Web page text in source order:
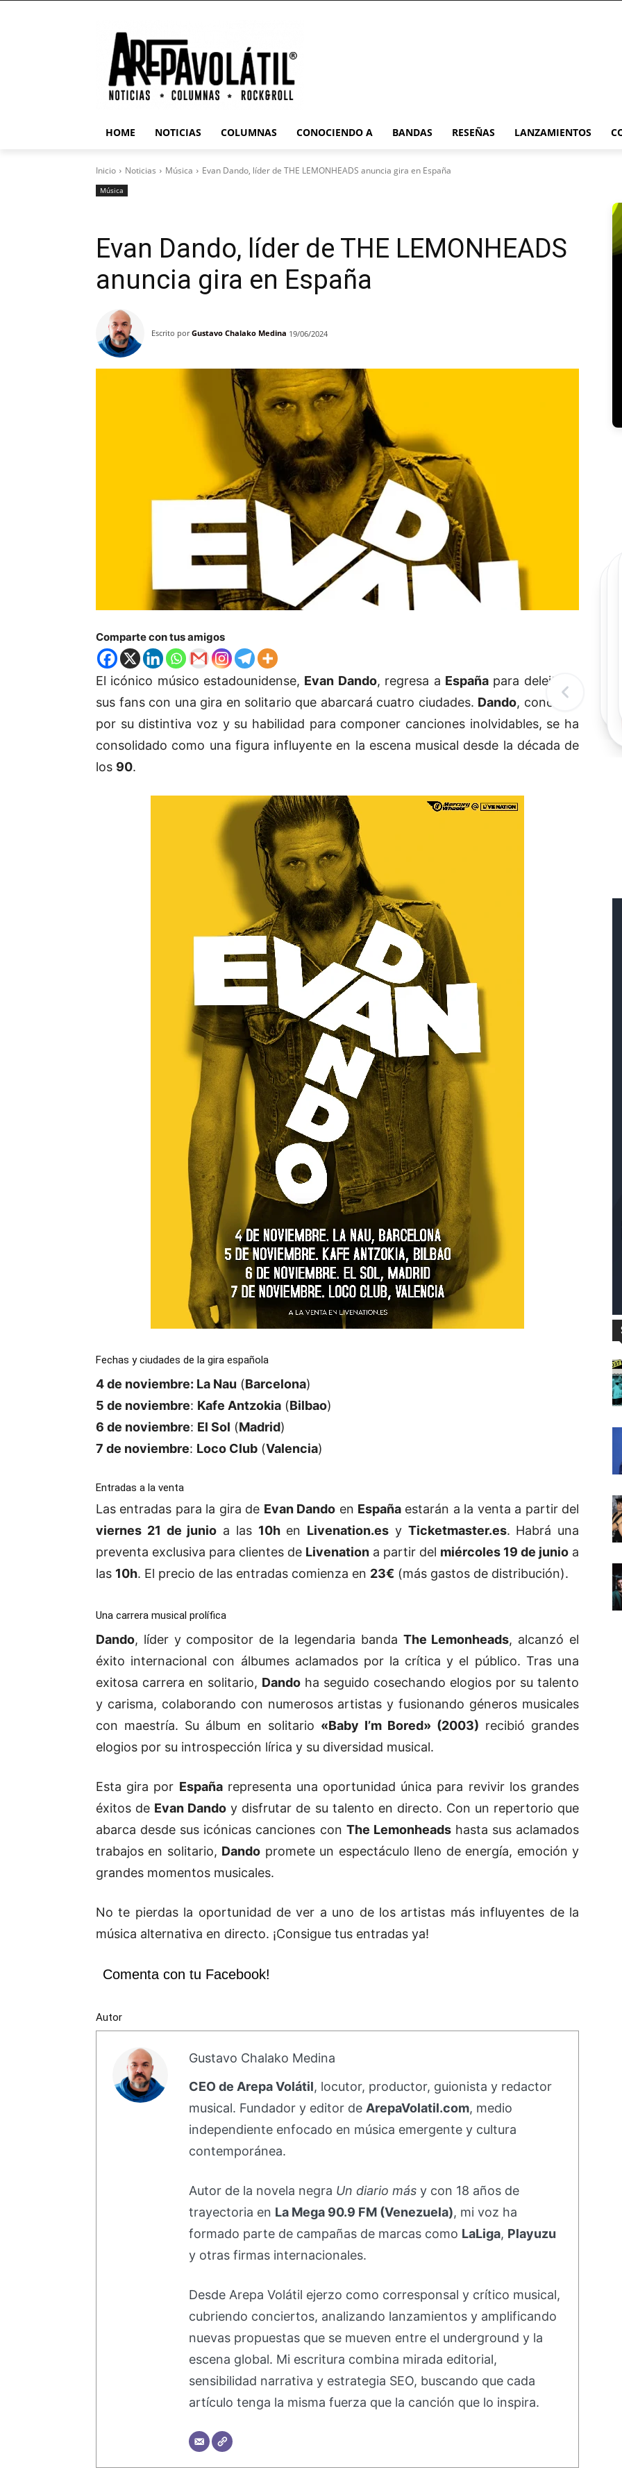
HOME NOTICIAS COLUMNAS CONOCIENDO A BANDAS RESEÑAS LANZAMIENTOS
Inicio Noticias Música Evan Dando, líder de THE LEMONHEADS anuncia gira en España
Música
Evan Dando, líder de THE LEMONHEADS
anuncia gira en España
Escrito por Gustavo Chalako Medina 19/06/2024
Comparte con tus amigos
El icónico músico estadounidense, Evan Dando, regresa a Españapara deleitar a
sus fans con una gira en solitario que abarcará cuatro ciudades. Dando, conocido
por su distintiva voz y su habilidad para componer canciones inolvidables, se ha
consolidado como una figura influyente en la escena musical desde la década de
los 90.
Fechas y ciudades de la gira española
4 de noviembre: La Nau (Barcelona)
5 de noviembre: Kafe Antzokia (Bilbao)
6 de noviembre: El Sol (Madrid)
7 de noviembre: Loco Club (Valencia)
Entradas a la venta
Las entradas para la gira de Evan Dando en Españaestarán a la venta a partir del
viernes 21 de junio a las 10hen Livenation.es y Ticketmaster.es. Habrá una
preventa exclusiva para clientes de Livenation a partir del miércoles 19 de junio a
las 10h. El precio de las entradas comienza en 23€ (más gastos de distribución).
Una carrera musical prolífica
Dando, líder y compositor de la legendaria banda The Lemonheads, alcanzó el
éxito internacional con álbumes aclamados por la crítica y el público. Tras una
exitosa carrera en solitario, Dando ha seguido cosechando elogios por su talento
y carisma, colaborando con numerosos artistas y fusionando géneros musicales
con maestría. Su álbum en solitario «Baby I’m Bored» (2003) recibió grandes
elogios por su introspección lírica y su diversidad musical.
Esta gira por Españarepresenta una oportunidad única para revivir los grandes
éxitos de Evan Dando y disfrutar de su talento en directo. Con un repertorio que
abarca desde sus icónicas canciones con The Lemonheadshasta sus aclamados
trabajos en solitario, Dando promete un espectáculo lleno de energía, emoción y
grandes momentos musicales.
No te pierdas la oportunidad de ver a uno de los artistas más influyentes de la
música alternativa en directo. ¡Consigue tus entradas ya!
Comenta con tu Facebook!
Autor
Gustavo Chalako Medina
CEO de Arepa Volátil, locutor, productor, guionista y redactor
musical. Fundador y editor de ArepaVolatil.com, medio
independiente enfocado en música emergente y cultura
contemporánea.
Autor de la novela negra Un diario másy con 18 años de
trayectoria en La Mega 90.9 FM (Venezuela), mi voz ha
formado parte de campañas de marcas como LaLiga, Playuzu
y otras firmas internacionales.
Desde Arepa Volátil ejerzo como corresponsal y crítico musical,
cubriendo conciertos, analizando lanzamientos y amplificando
nuevas propuestas que se mueven entre el underground y la
escena global. Mi escritura combina mirada editorial,
sensibilidad narrativa y estrategia SEO, buscando que cada
artículo tenga la misma fuerza que la canción que lo inspira.